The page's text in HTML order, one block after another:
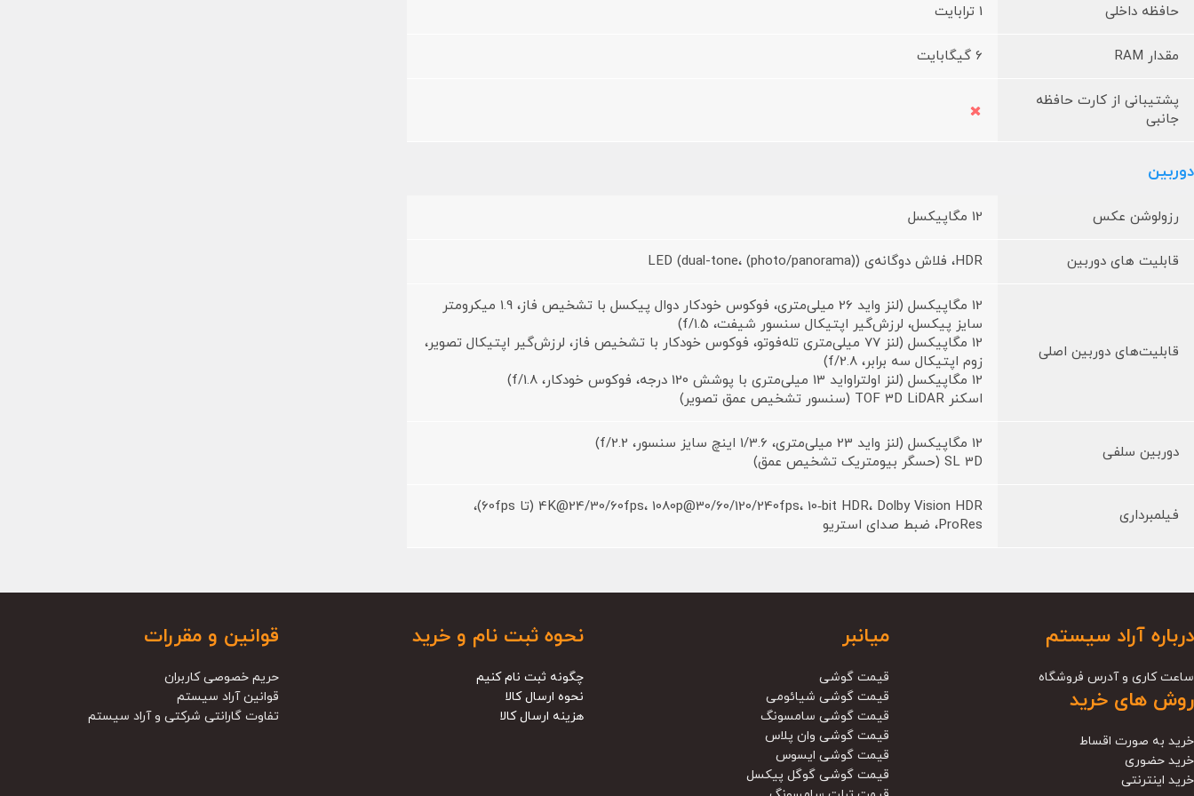
حافظه داخلی 1 ترابایت
مقدار RAM 6 گیگابایت
پشتیبانی از کارت حافظه
جانبی
دوربین
رزولوشن عکس 12 مگاپیکسل
قابلیت های دوربین HDR، فلاش دوگانه‌ی (LED (dual-tone، (photo/panorama)
قابلیت‌های دوربین اصلی
12 مگاپیکسل (لنز واید 26 میلی‌متری، فوکوس خودکار دوال پیکسل با تشخیص فاز، 1.9 میکرومتر
سایز پیکسل، لرزش‌گیر اپتیکال سنسور شیفت، f/1.5)
12 مگاپیکسل (لنز 77 میلی‌متری تله‌فوتو، فوکوس خودکار با تشخیص فاز، لرزش‌گیر اپتیکال تصویر،
زوم اپتیکال سه برابر، f/2.8)
12 مگاپیکسل (لنز اولتراواید 13 میلی‌متری با پوشش 120 درجه، فوکوس خودکار، f/1.8)
اسکنر TOF 3D LiDAR (سنسور تشخیص عمق تصویر)
دوربین سلفی
12 مگاپیکسل (لنز واید 23 میلی‌متری، 1/3.6 اینچ سایز سنسور، f/2.2)
SL 3D (حسگر بیومتریک تشخیص عمق)
فیلمبرداری
4K@24/30/60fps، 1080p@30/60/120/240fps، 10‑bit HDR، Dolby Vision HDR (تا 60fps)،
ProRes، ضبط صدای استریو
قوانین و مقررات
حریم خصوصی کاربران
قوانین آراد سیستم
تفاوت گارانتی شرکتی و آراد سیستم
نحوه ثبت نام و خرید
چگونه ثبت نام کنیم
نحوه ارسال کالا
هزینه ارسال کالا
میانبر
قیمت گوشی
قیمت گوشی شیائومی
قیمت گوشی سامسونگ
قیمت گوشی وان پلاس
قیمت گوشی ایسوس
قیمت گوشی گوگل پیکسل
درباره آراد سیستم
ساعت کاری و آدرس فروشگاه
روش های خرید
خرید به صورت اقساط
خرید حضوری
خرید اینترنتی